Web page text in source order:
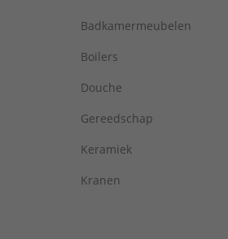
Badkamermeubelen
Boilers
Douche
Gereedschap
Keramiek
Kranen